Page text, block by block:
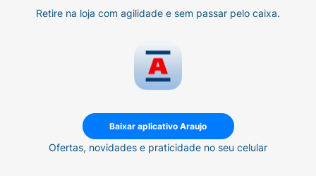
Retire na loja com agilidade e sem passar pelo caixa.
Baixar aplicativo Araujo
Ofertas, novidades e praticidade no seu celular